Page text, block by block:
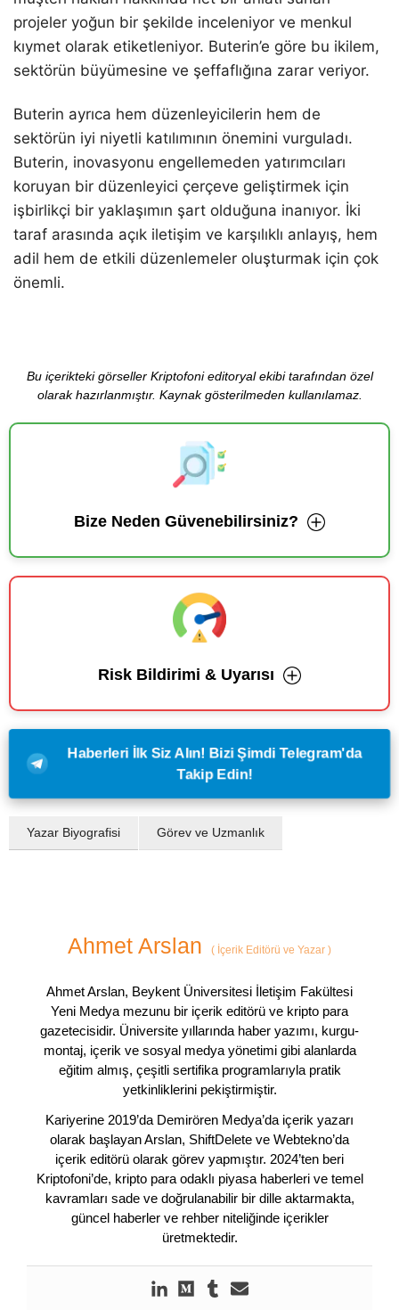
projeler yoğun bir şekilde inceleniyor ve menkul
kıymet olarak etiketleniyor. Buterin’e göre bu ikilem,
sektörün büyümesine ve şeffaflığına zarar veriyor.
Buterin ayrıca hem düzenleyicilerin hem de
sektörün iyi niyetli katılımının önemini vurguladı.
Buterin, inovasyonu engellemeden yatırımcıları
koruyan bir düzenleyici çerçeve geliştirmek için
işbirlikçi bir yaklaşımın şart olduğuna inanıyor. İki
taraf arasında açık iletişim ve karşılıklı anlayış, hem
adil hem de etkili düzenlemeler oluşturmak için çok
önemli.
Bu içerikteki görseller Kriptofoni editoryal ekibi tarafından özel
olarak hazırlanmıştır. Kaynak gösterilmeden kullanılamaz.
Bize Neden Güvenebilirsiniz?
Risk Bildirimi & Uyarısı
Haberleri İlk Siz Alın! Bizi Şimdi Telegram'da
Takip Edin!
Yazar Biyografisi Görev ve Uzmanlık
Ahmet Arslan ( İçerik Editörü ve Yazar )
Ahmet Arslan, Beykent Üniversitesi İletişim Fakültesi
Yeni Medya mezunu bir içerik editörü ve kripto para
gazetecisidir. Üniversite yıllarında haber yazımı, kurgu-
montaj, içerik ve sosyal medya yönetimi gibi alanlarda
eğitim almış, çeşitli sertifika programlarıyla pratik
yetkinliklerini pekiştirmiştir.
Kariyerine 2019’da Demirören Medya’da içerik yazarı
olarak başlayan Arslan, ShiftDelete ve Webtekno’da
içerik editörü olarak görev yapmıştır. 2024’ten beri
Kriptofoni’de, kripto para odaklı piyasa haberleri ve temel
kavramları sade ve doğrulanabilir bir dille aktarmakta,
güncel haberler ve rehber niteliğinde içerikler
üretmektedir.